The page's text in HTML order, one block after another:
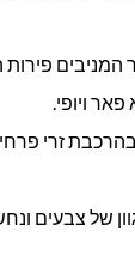
פירות
ויופי.
זרי
של צבעים